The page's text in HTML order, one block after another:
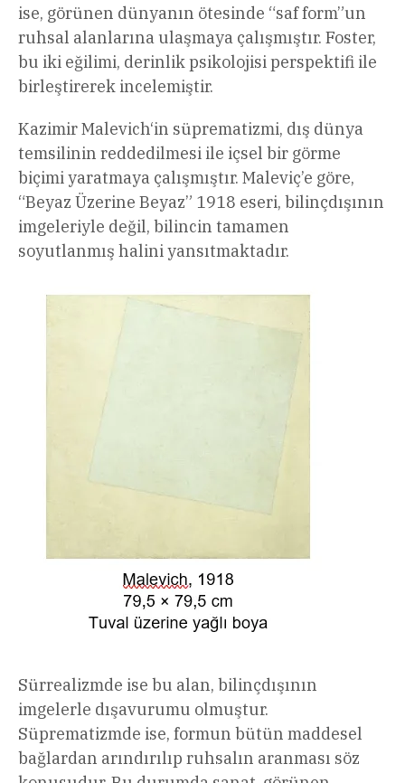
ise, görünen dünyanın ötesinde “saf form”un
ruhsal alanlarına ulaşmaya çalışmıştır. Foster,
bu iki eğilimi, derinlik psikolojisi perspektifi ile
birleştirerek incelemiştir.
Kazimir Malevich‘in süprematizmi, dış dünya
temsilinin reddedilmesi ile içsel bir görme
biçimi yaratmaya çalışmıştır. Maleviç’e göre,
“Beyaz Üzerine Beyaz” 1918 eseri, bilinçdışının
imgeleriyle değil, bilincin tamamen
soyutlanmış halini yansıtmaktadır.
Sürrealizmde ise bu alan, bilinçdışının
imgelerle dışavurumu olmuştur.
Süprematizmde ise, formun bütün maddesel
bağlardan arındırılıp ruhsalın aranması söz